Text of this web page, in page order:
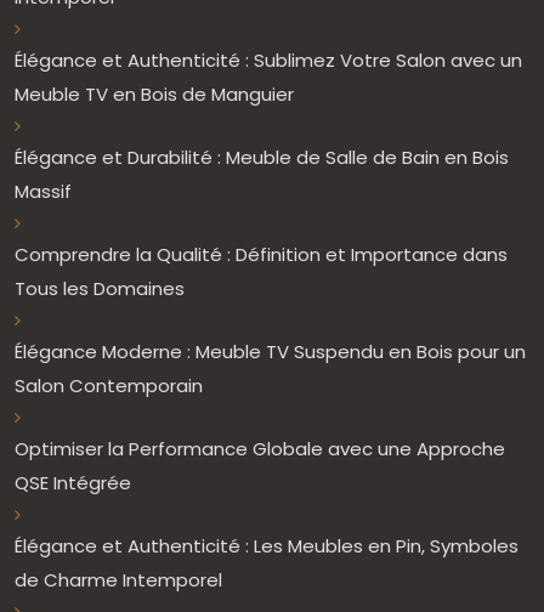
Élégance et Authenticité : Sublimez Votre Salon avec un
Meuble TV en Bois de Manguier
Élégance et Durabilité : Meuble de Salle de Bain en Bois
Massif
Comprendre la Qualité : Définition et Importance dans
Tous les Domaines
Élégance Moderne : Meuble TV Suspendu en Bois pour un
Salon Contemporain
Optimiser la Performance Globale avec une Approche
QSE Intégrée
Élégance et Authenticité : Les Meubles en Pin, Symboles
de Charme Intemporel